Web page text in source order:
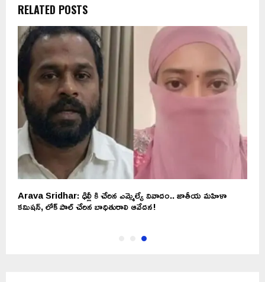
RELATED POSTS
Arava Sridhar: ఢిల్లీ కి చేరిన ఎమ్మెల్యే వివాదం.. జాతీయ మహిళా
కమిషన్, లోక్ పాల్ చేరిన బాధితురాలి ఆవేదన!